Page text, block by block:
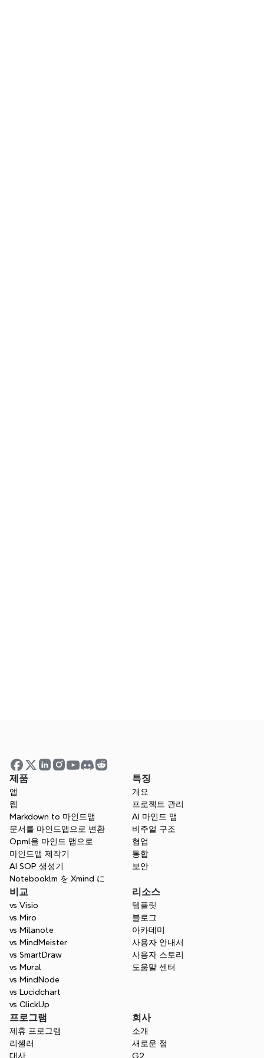
유럽 리셀러
제품
앱
웹
Markdown to 마인드맵
문서를 마인드맵으로 변환
Opml을 마인드 맵으로
마인드맵 제작기
AI SOP 생성기
Notebooklm を Xmind に
특징
개요
프로젝트 관리
AI 마인드 맵
비주얼 구조
협업
통합
보안
비교
vs Visio
vs Miro
vs Milanote
vs MindMeister
vs SmartDraw
vs Mural
vs MindNode
vs Lucidchart
vs ClickUp
리소스
템플릿
블로그
아카데미
사용자 안내서
사용자 스토리
도움말 센터
프로그램
제휴 프로그램
리셀러
대사
회사
소개
새로운 점
G2